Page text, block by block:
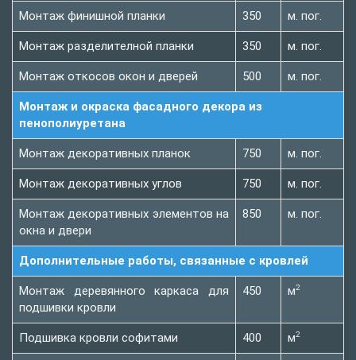
Монтаж финишной планки 350 м. пог.
Монтаж разделителной планки 350 м. пог.
Монтаж откосов окон и дверей 500 м. пог.
Монтаж и окраска фасадного декора из
пенополиуретана
Монтаж декоративных планок 750 м. пог.
Монтаж декоративных углов 750 м. пог.
Монтаж декоративных элементов на
окна и двери
850 м. пог.
Дополнительные работы, связанные с кровлей
Монтаж деревянного каркаса для
подшивки кровли
450 м2
Подшивка кровли софитами 400 м2